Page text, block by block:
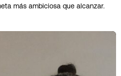
más ambiciosa que alcanzar.